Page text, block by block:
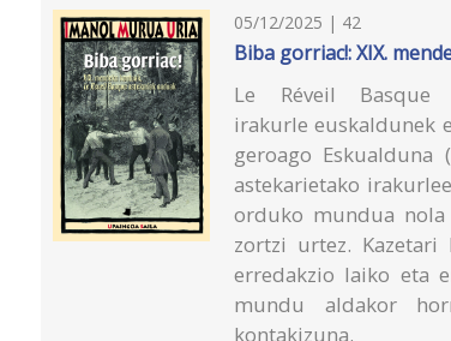
05/12/2025 | 42
Biba gorriac!: XIX.
Le Réveil Basque
irakurle euskaldunek
geroago Eskualduna
astekarietako
orduko mundua
zortzi urtez.
erredakzio laiko eta
mundu aldakor
kontakizuna.